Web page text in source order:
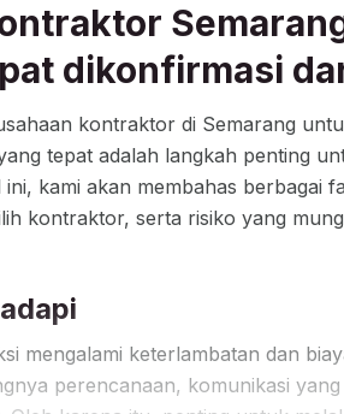
dikonfirmasi
kontraktor di Semarang
tepat adalah langkah penting
kami akan membahas berbagai
kontraktor, serta risiko yang
mengalami keterlambatan dan
perencanaan, komunikasi